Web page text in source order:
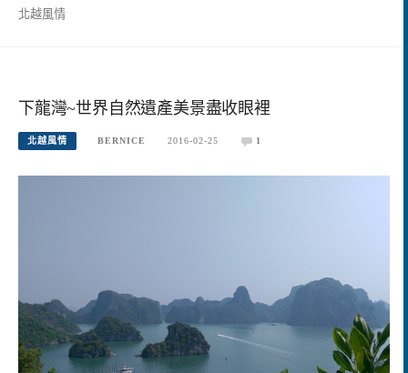
北越風情
下龍灣~世界自然遺產美景盡收眼裡
北越風情 BERNICE 2016-02-25 1